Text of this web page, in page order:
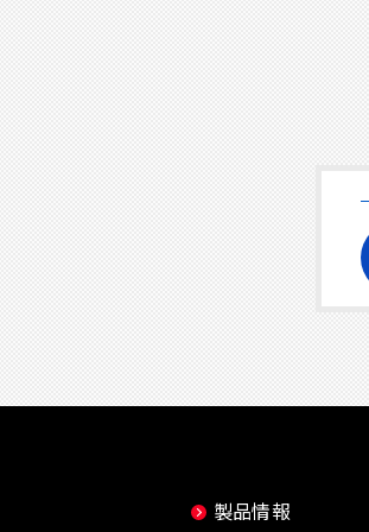
製品情報